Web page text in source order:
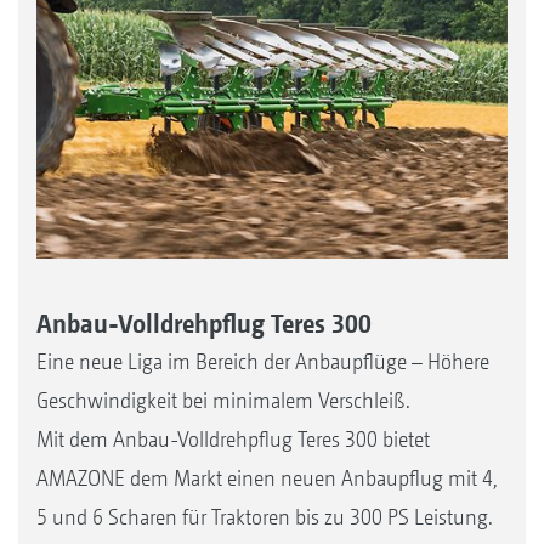
Anbau-Volldrehpflug Teres 300
Eine neue Liga im Bereich der Anbaupflüge – Höhere
Geschwindigkeit bei minimalem Verschleiß.
Mit dem Anbau-Volldrehpflug Teres 300 bietet
AMAZONE dem Markt einen neuen Anbaupflug mit 4,
5 und 6 Scharen für Traktoren bis zu 300 PS Leistung.